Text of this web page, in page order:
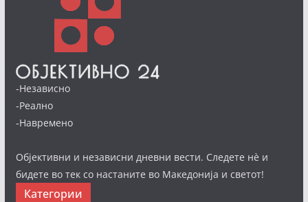
-Независно
-Реално
-Навремено
Објективни и независни дневни вести. Следете нè и
бидете во тек со настаните во Македонија и светот!
Категории